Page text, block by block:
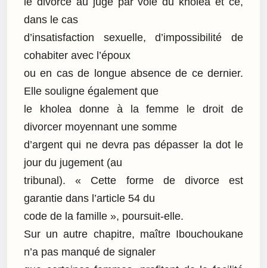
dans le cas
d’insatisfaction sexuelle, d’impossibilité de
cohabiter avec l’époux
ou en cas de longue absence de ce dernier.
Elle souligne également que
le kholea donne à la femme le droit de
divorcer moyennant une somme
d’argent qui ne devra pas dépasser la dot le
jour du jugement (au
tribunal). « Cette forme de divorce est
garantie dans l’article 54 du
code de la famille », poursuit-elle.
Sur un autre chapitre, maître Ibouchoukane
n’a pas manqué de signaler